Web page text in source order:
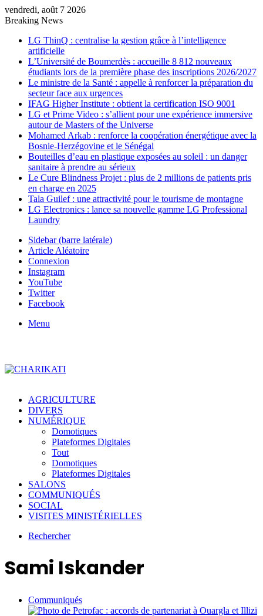
vendredi, août 7 2026
Breaking News
LG ThinQ : centralise la gestion grâce à l’intelligence
artificielle
L’Université de Boumerdès : accueille 8 812 nouveaux
étudiants lors de la première phase des inscriptions 2026/2027
Le ministre de la Santé : appelle à renforcer la préparation du
secteur face aux urgences
IFAG Higher Institute : obtient la certification ISO 9001
LG et Prime Video : s’allient pour une expérience immersive
autour de Masters of the Universe
Mohamed Arkab : renforce la coopération énergétique avec la
Bosnie-Herzégovine et le Sénégal
Bouteilles d’eau en plastique exposées au soleil : un danger
sanitaire à prendre au sérieux
Le Cure Blindness Projet : plus de 2 millions de patients pris
en charge en 2025
Tala Guilef : une attractivité pour le tourisme de montagne
LG Electronics : lance sa nouvelle gamme LG Professional
Laundry
Sidebar (barre latérale)
Article Aléatoire
Connexion
Instagram
YouTube
Twitter
Facebook
Menu
AGRICULTURE
DIVERS
NUMÉRIQUE
Domotiques
Plateformes Digitales
Tout
Domotiques
Plateformes Digitales
SALONS
COMMUNIQUÉS
SOCIAL
VISITES MINISTÉRIELLES
Rechercher
Sami Iskander
Communiqués